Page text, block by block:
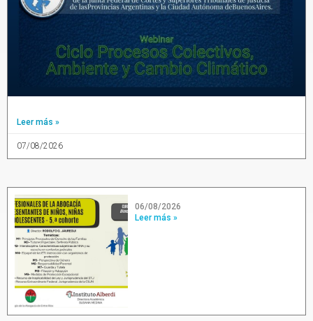
Leer más »
07/08/2026
06/08/2026
Leer más »